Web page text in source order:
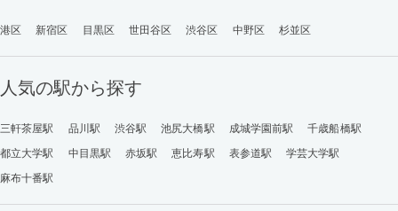
港区 新宿区 目黒区 世田谷区 渋谷区 中野区 杉並区
人気の駅から探す
三軒茶屋駅 品川駅 渋谷駅 池尻大橋駅 成城学園前駅
千歳船橋駅
都立大学駅
中目黒駅 赤坂駅 恵比寿駅 表参道駅
学芸大学駅
麻布十番駅